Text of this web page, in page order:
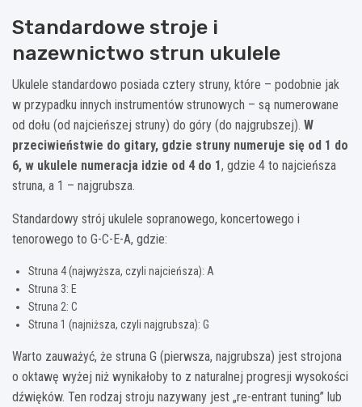
Standardowe stroje i
nazewnictwo strun ukulele
Ukulele standardowo posiada cztery struny, które – podobnie jak
w przypadku innych instrumentów strunowych – są numerowane
od dołu (od najcieńszej struny) do góry (do najgrubszej). W
przeciwieństwie do gitary, gdzie struny numeruje się od 1 do
6, w ukulele numeracja idzie od 4 do 1, gdzie 4 to najcieńsza
struna, a 1 – najgrubsza.
Standardowy strój ukulele sopranowego, koncertowego i
tenorowego to G-C-E-A, gdzie:
Struna 4 (najwyższa, czyli najcieńsza): A
Struna 3: E
Struna 2: C
Struna 1 (najniższa, czyli najgrubsza): G
Warto zauważyć, że struna G (pierwsza, najgrubsza) jest strojona
o oktawę wyżej niż wynikałoby to z naturalnej progresji wysokości
dźwięków. Ten rodzaj stroju nazywany jest „re-entrant tuning” lub